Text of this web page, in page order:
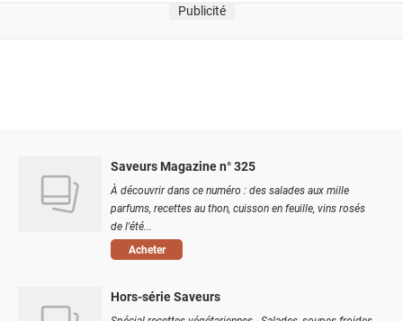
Publicité
Saveurs Magazine n° 325
À découvrir dans ce numéro : des salades aux mille
parfums, recettes au thon, cuisson en feuille, vins rosés
de l'été...
Acheter
Hors-série Saveurs